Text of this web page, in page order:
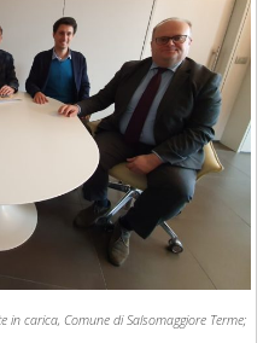
in carica, Comune di Salsomaggiore Terme;